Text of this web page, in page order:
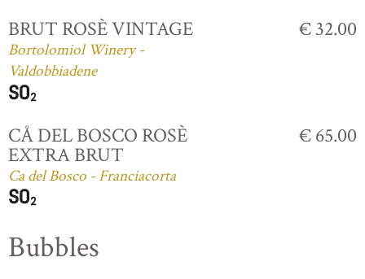
BRUT ROSÈ VINTAGE
Bortolomiol Winery -
Valdobbiadene
€ 32.00
CÅ DEL BOSCO ROSÈ
EXTRA BRUT
Ca del Bosco - Franciacorta
€ 65.00
Bubbles